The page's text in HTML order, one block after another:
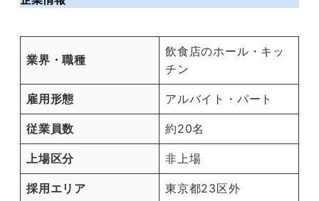
業界・職種
飲食店のホール・キッ
チン
雇用形態 アルバイト・パート
従業員数 約20名
上場区分 非上場
採用エリア 東京都23区外